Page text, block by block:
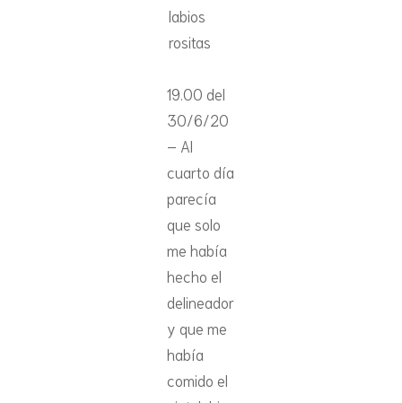
labios
rositas
19.00 del
30/6/20
– Al
cuarto día
parecía
que solo
me había
hecho el
delineador
y que me
había
comido el